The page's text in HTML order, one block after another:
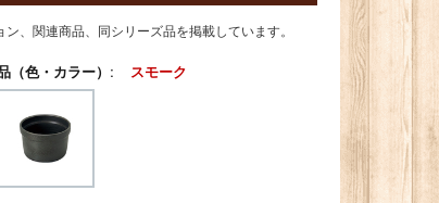
ン、関連商品、同シリーズ品を掲載しています。
（色・カラー）: スモーク